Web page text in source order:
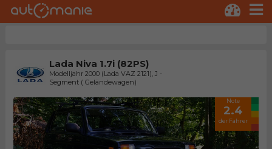
Lada Niva 1.7i (82PS)
Modelljahr 2000 (Lada VAZ 2121), J -
Segment ( Geländewagen)
Note
2.4
der Fahrer